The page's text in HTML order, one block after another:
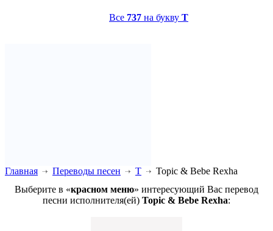
Все 737 на букву T
Главная Переводы песен T
Topic & Bebe Rexha
Выберите в «красном меню» интересующий Вас перевод
песни исполнителя(ей) Topic & Bebe Rexha: